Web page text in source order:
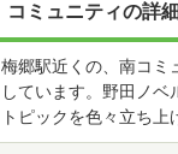
コミュニティの詳細
梅郷駅近くの、南コミ
しています。野田ノ
トピックを色々立ち上